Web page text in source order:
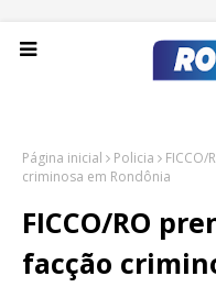
Sábado,
Página inicial Policia
criminosa em Rondônia
FICCO/RO
facção